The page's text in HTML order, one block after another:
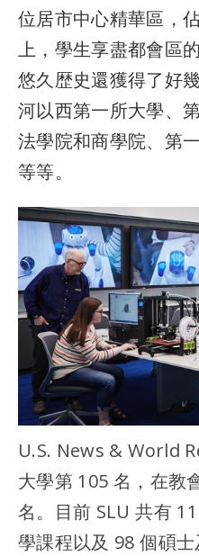
位居市中心精華區，
上，學生享盡都會區
悠久歴史還獲得了好
河以西第一所大學、
法學院和商學院、第
等等。
U.S. News & World
大學第 105 名，在教
名。目前 SLU 共有
學課程以及 98 個碩